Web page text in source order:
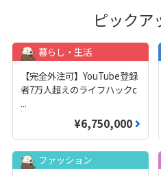
ピックア
暮らし・生活
【完全外注可】YouTube登録
者7万人超えのライフハックc
...
¥6,750,000
ファッション